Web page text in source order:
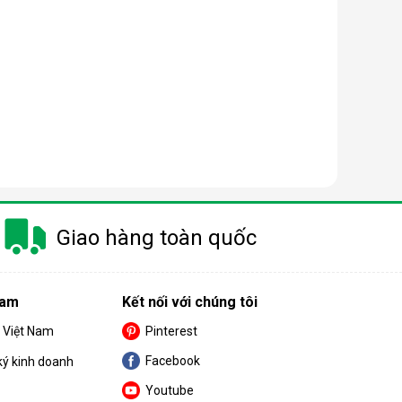
Giao hàng toàn quốc
Việt Nam
kinh doanh
Kết nối với chúng tôi
Pinterest
Facebook
Youtube